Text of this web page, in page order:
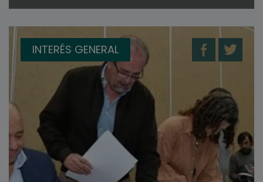
INTERÉS GENERAL